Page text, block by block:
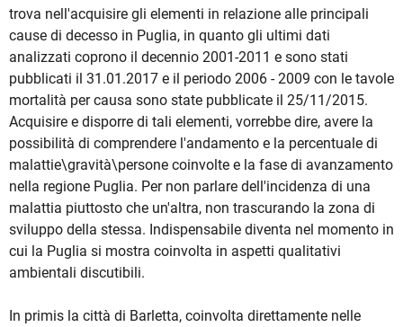
trova nell'acquisire gli elementi in relazione alle principali
cause di decesso in Puglia, in quanto gli ultimi dati
analizzati coprono il decennio 2001-2011 e sono stati
pubblicati il 31.01.2017 e il periodo 2006 - 2009 con le tavole
mortalità per causa sono state pubblicate il 25/11/2015.
Acquisire e disporre di tali elementi, vorrebbe dire, avere la
possibilità di comprendere l'andamento e la percentuale di
malattie\gravità\persone coinvolte e la fase di avanzamento
nella regione Puglia. Per non parlare dell'incidenza di una
malattia piuttosto che un'altra, non trascurando la zona di
sviluppo della stessa. Indispensabile diventa nel momento in
cui la Puglia si mostra coinvolta in aspetti qualitativi
ambientali discutibili.
In primis la città di Barletta, coinvolta direttamente nelle